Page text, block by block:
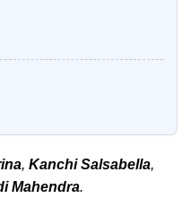
, Kanchi Salsabella,
Mahendra.